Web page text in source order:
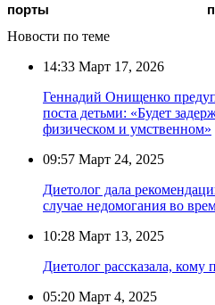
порты
Новости по теме
14:33 Март 17, 2026
Геннадий Онищенко
поста детьми: «Будет
физическом и умственном»
09:57 Март 24, 2025
Диетолог дала
случае недомогания во
10:28 Март 13, 2025
Диетолог рассказала, кому
05:20 Март 4, 2025